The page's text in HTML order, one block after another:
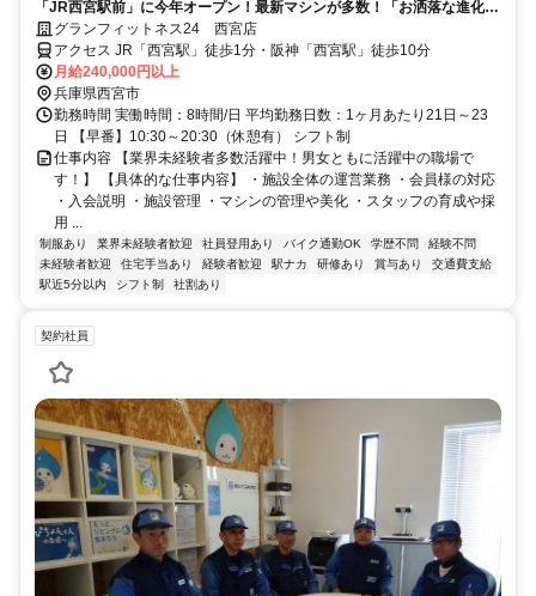
「JR西宮駅前」に今年オープン！最新マシンが多数！「お洒落な進化系
フィットネスジム」で社員募集！
グランフィットネス24 西宮店
アクセス JR「西宮駅」徒歩1分・阪神「西宮駅」徒歩10分
月給240,000円以上
兵庫県西宮市
勤務時間 実働時間：8時間/日 平均勤務日数：1ヶ月あたり21日～23
日 【早番】10:30～20:30（休憩有） シフト制
仕事内容 【業界未経験者多数活躍中！男女ともに活躍中の職場で
す！】 【具体的な仕事内容】 ・施設全体の運営業務 ・会員様の対応
・入会説明 ・施設管理 ・マシンの管理や美化 ・スタッフの育成や採
用 ...
制服あり 業界未経験者歓迎 社員登用あり バイク通勤OK 学歴不問
経験不問
未経験者歓迎
住宅手当あり 経験者歓迎 駅ナカ 研修あり 賞与あり
交通費支給
駅近5分以内
シフト制 社割あり
契約社員